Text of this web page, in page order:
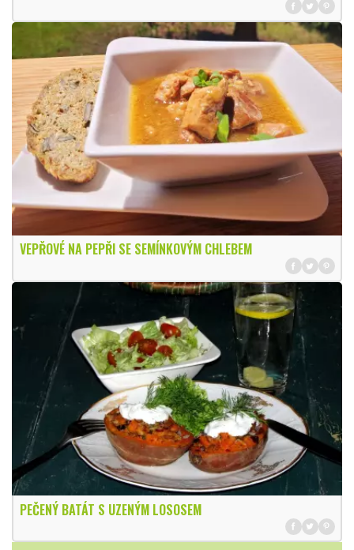
VEPŘOVÉ NA PEPŘI SE SEMÍNKOVÝM CHLEBEM
PEČENÝ BATÁT S UZENÝM LOSOSEM